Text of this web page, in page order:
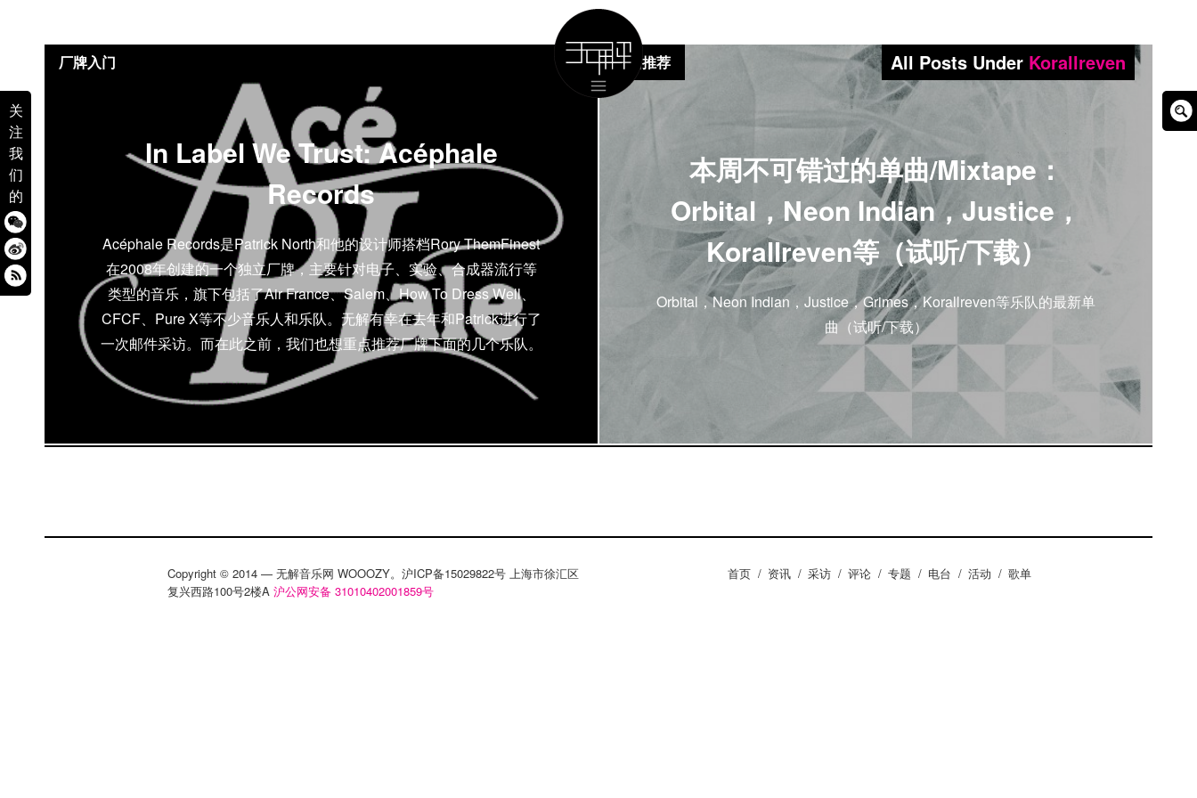
关
注
我
们
的
All Posts Under Korallreven
In Label We Trust: Acéphale
Records
Acéphale Records是Patrick North和他的设计师搭档Rory ThemFinest
在2008年创建的一个独立厂牌，主要针对电子、实验、合成器流行等
类型的音乐，旗下包括了Air France、Salem、How To Dress Well、
CFCF、Pure X等不少音乐人和乐队。无解有幸在去年和Patrick进行了
一次邮件采访。而在此之前，我们也想重点推荐厂牌下面的几个乐队。
厂牌入门
本周不可错过的单曲/Mixtape：
Orbital，Neon Indian，Justice，
Korallreven等（试听/下载）
Orbital，Neon Indian，Justice，Grimes，Korallreven等乐队的最新单
曲（试听/下载）
单曲推荐
Copyright © 2014 — 无解音乐网 WOOOZY。沪ICP备15029822号 上海市徐汇区
复兴西路100号2楼A 沪公网安备 31010402001859号
首页 / 资讯 / 采访 / 评论 / 专题 / 电台 / 活动 / 歌单